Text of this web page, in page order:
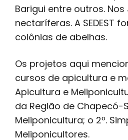
Barigui entre outros.
nectaríferas. A
colônias de abelhas.
Os projetos aqui
cursos de apicultura e
Apicultura e
da Região de Chapecó-
Meliponicultura; o 2º.
Meliponicultores.